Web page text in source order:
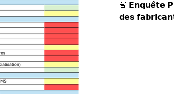
🚨 𝗘𝗻𝗾𝘂𝗲̂𝘁𝗲
𝗱𝗲𝘀